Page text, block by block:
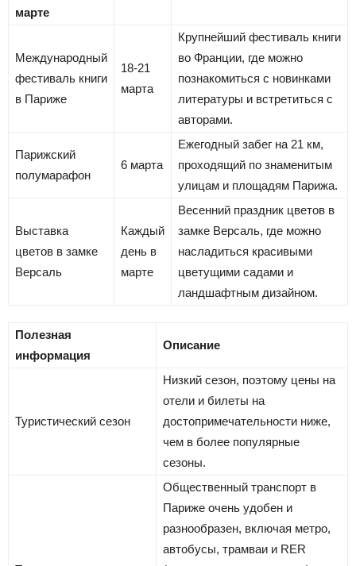
марте
Международный
фестиваль книги
в Париже
18-21
марта
Крупнейший фестиваль книги
во Франции, где можно
познакомиться с новинками
литературы и встретиться с
авторами.
Парижский
полумарафон
6 марта
Ежегодный забег на 21 км,
проходящий по знаменитым
улицам и площадям Парижа.
Выставка
цветов в замке
Версаль
Каждый
день в
марте
Весенний праздник цветов в
замке Версаль, где можно
насладиться красивыми
цветущими садами и
ландшафтным дизайном.
Полезная
информация
Описание
Туристический сезон
Низкий сезон, поэтому цены на
отели и билеты на
достопримечательности ниже,
чем в более популярные
сезоны.
Общественный транспорт в
Париже очень удобен и
разнообразен, включая метро,
автобусы, трамваи и RER